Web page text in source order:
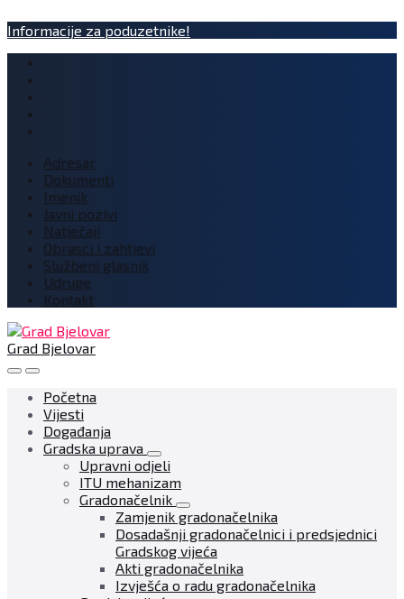
Informacije za poduzetnike!
Adresar
Dokumenti
Imenik
Javni pozivi
Natječaji
Obrasci i zahtjevi
Službeni glasnik
Udruge
Kontakt
Grad Bjelovar
Početna
Vijesti
Događanja
Gradska uprava
Upravni odjeli
ITU mehanizam
Gradonačelnik
Zamjenik gradonačelnika
Dosadašnji gradonačelnici i predsjednici
Gradskog vijeća
Akti gradonačelnika
Izvješća o radu gradonačelnika